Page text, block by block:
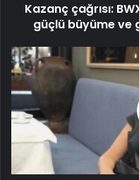
Kazanç çağrısı:
güçlü büyüme ve